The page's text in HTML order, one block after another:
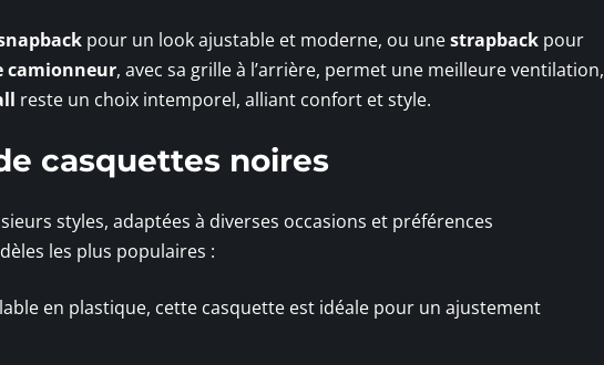
pour un look ajustable et moderne, ou unestrapback pour
camionneur, avec sa grille à l’arrière, permet une meilleure ventilation,
reste un choix intemporel, alliant confort et style.
casquettes noires
styles, adaptées à diverses occasions et préférences
les plus populaires :
en plastique, cette casquette est idéale pour un ajustement